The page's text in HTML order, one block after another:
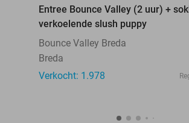
Entree Bounce Valley (2 uur) +
verkoelende slush puppy
Bounce Valley Breda
Breda
Verkocht: 1.978